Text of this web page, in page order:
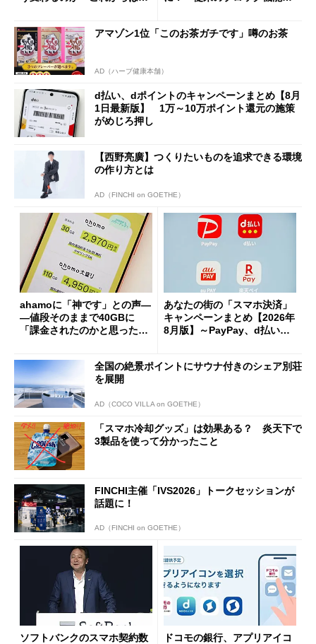
アマゾン1位「このお茶ガチです」噂のお茶
AD（ハーブ健康本舗）
d払い、dポイントのキャンペーンまとめ【8月
1日最新版】 1万～10万ポイント還元の施策
がめじろ押し
【西野亮廣】つくりたいものを追求できる環境
の作り方とは
AD（FINCHI on GOETHE）
ahamoに「神です」との声―
―値段そのままで40GBに
「課金されたのかと思った」
あなたの街の「スマホ決済」
キャンペーンまとめ【2026年
8月版】～PayPay、d払い、a
全国の絶景ポイントにサウナ付きのシェア別荘
を展開
AD（COCO VILLA on GOETHE）
「スマホ冷却グッズ」は効果ある？ 炎天下で
3製品を使って分かったこと
FINCHI主催「IVS2026」トークセッションが
話題に！
AD（FINCHI on GOETHE）
ソフトバンクのスマホ契約数
ドコモの銀行、アプリアイコ